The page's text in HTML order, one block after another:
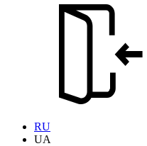
RU
UA